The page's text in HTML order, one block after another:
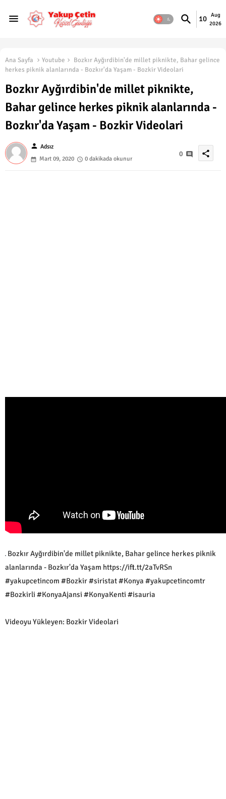
10
Aug
2026
Ana Sayfa Youtube
Bozkır Ayğırdibin'de millet piknikte, Bahar gelince
herkes piknik alanlarında - Bozkır'da Yaşam - Bozkir Videolari
Bozkır Ayğırdibin'de millet piknikte,
Bahar gelince herkes piknik alanlarında -
Bozkır'da Yaşam - Bozkir Videolari
person Adsız
Mart 09, 2020
0 dakikada okunur
0 share
Bozkır Ayğırdibin'de millet piknikte, Bahar gelince herkes piknik
alanlarında - Bozkır'da Yaşam https://ift.tt/2aTvRSn
#yakupcetincom #Bozkir #siristat #Konya #yakupcetincomtr
#Bozkirli #KonyaAjansi #KonyaKenti #isauria
Videoyu Yükleyen: Bozkir Videolari